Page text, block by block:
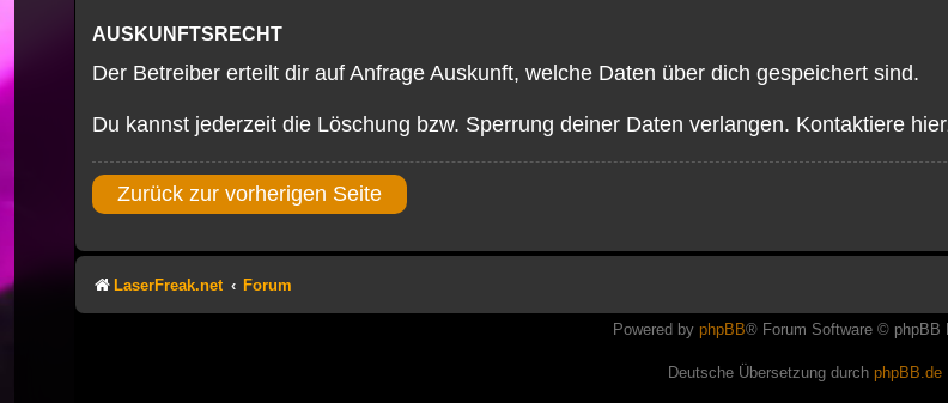
AUSKUNFTSRECHT
Der Betreiber erteilt dir auf Anfrage Auskunft, welche Daten über dich gespeichert sind.
Du kannst jederzeit die Löschung bzw. Sperrung deiner Daten verlangen. Kontaktiere
Zurück zur vorherigen Seite
LaserFreak.net Forum
Powered by phpBB® Forum Software © phpBB
Deutsche Übersetzung durch phpBB.de